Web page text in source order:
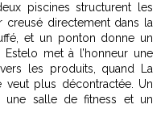
piscines structurent les
creusé directement dans la
et un ponton donne un
met à l’honneur une
les produits, quand La
veut plus décontractée. Un
une salle de fitness et un